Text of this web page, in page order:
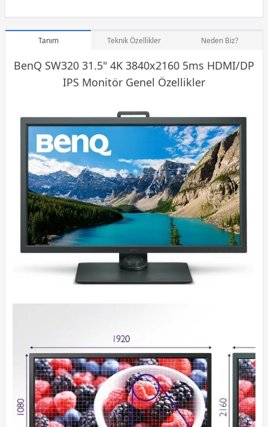
Tanım Teknik Özellikler Neden Biz?
BenQ SW320 31.5" 4K 3840x2160‎ 5ms HDMI/DP
IPS Monitör Genel Özellikler